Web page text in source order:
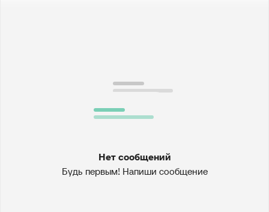
Нет сообщений
Будь первым! Напиши сообщение